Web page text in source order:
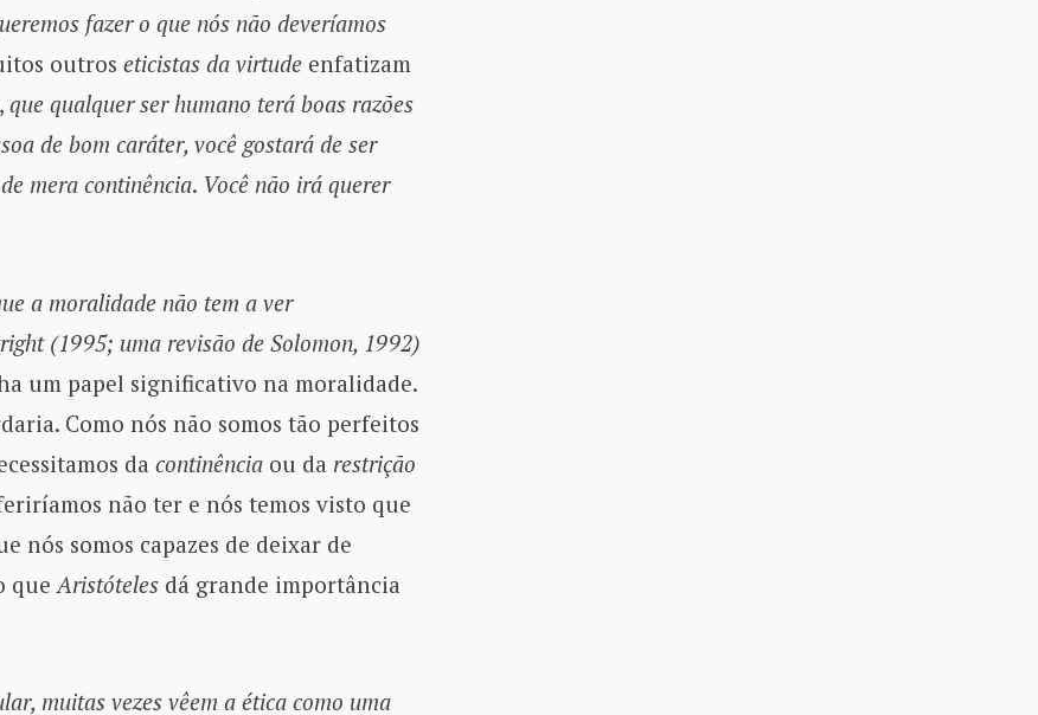
fazer o que nós não deveríamos
outros eticistas da virtudeenfatizam
que qualquer ser humano terá boas razões
de bom caráter, você gostará de ser
mera continência. Você não irá querer
a moralidade não tem a ver
(1995; uma revisão de Solomon, 1992)
um papel significativo na moralidade.
Como nós não somos tão perfeitos
da continênciaou da restrição
não ter e nós temos visto que
nós somos capazes de deixar de
que Aristótelesdá grande importância
muitas vezes vêem a ética como uma